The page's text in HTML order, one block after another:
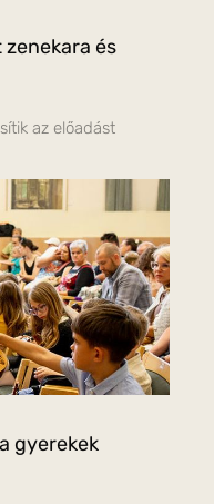
és
az előadást
gyerekek